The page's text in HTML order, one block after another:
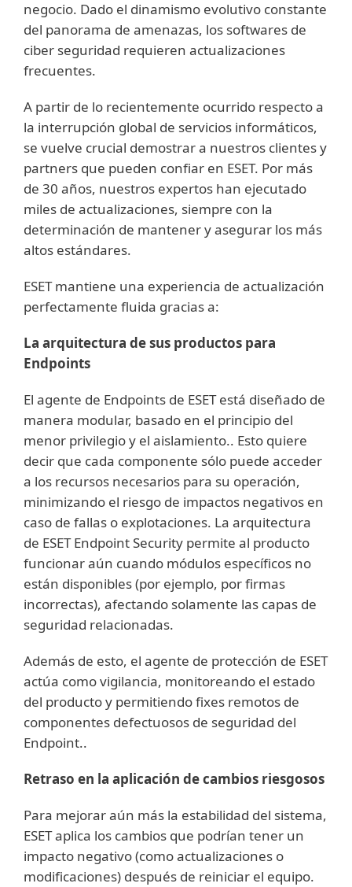
negocio. Dado el dinamismo evolutivo constante
del panorama de amenazas, los softwares de
ciber seguridad requieren actualizaciones
frecuentes.
A partir de lo recientemente ocurrido respecto a
la interrupción global de servicios informáticos,
se vuelve crucial demostrar a nuestros clientes y
partners que pueden confiar en ESET. Por más
de 30 años, nuestros expertos han ejecutado
miles de actualizaciones, siempre con la
determinación de mantener y asegurar los más
altos estándares.
ESET mantiene una experiencia de actualización
perfectamente fluida gracias a:
La arquitectura de sus productos para
Endpoints
El agente de Endpoints de ESET está diseñado de
manera modular, basado en el principio del
menor privilegio y el aislamiento.. Esto quiere
decir que cada componente sólo puede acceder
a los recursos necesarios para su operación,
minimizando el riesgo de impactos negativos en
caso de fallas o explotaciones. La arquitectura
de ESET Endpoint Security permite al producto
funcionar aún cuando módulos específicos no
están disponibles (por ejemplo, por firmas
incorrectas), afectando solamente las capas de
seguridad relacionadas.
Además de esto, el agente de protección de ESET
actúa como vigilancia, monitoreando el estado
del producto y permitiendo fixes remotos de
componentes defectuosos de seguridad del
Endpoint..
Retraso en la aplicación de cambios riesgosos
Para mejorar aún más la estabilidad del sistema,
ESET aplica los cambios que podrían tener un
impacto negativo (como actualizaciones o
modificaciones) después de reiniciar el equipo.